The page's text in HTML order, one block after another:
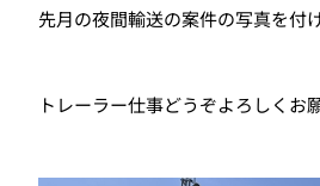
先月の夜間輸送の案件の写真を付
トレーラー仕事どうぞよろしくお